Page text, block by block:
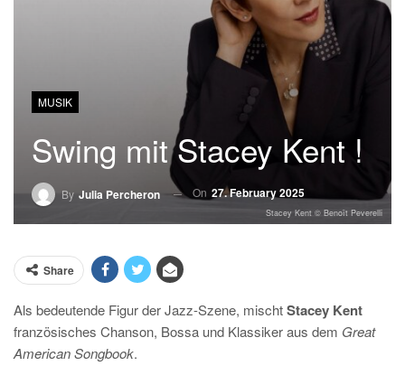
MUSIK
Swing mit Stacey Kent !
By Julia Percheron On 27. February 2025
Stacey Kent © Benoît Peverelli
Share
Als bedeutende Figur der Jazz-Szene, mischtStacey Kent
französisches Chanson, Bossa und Klassiker aus dem Great
American Songbook.